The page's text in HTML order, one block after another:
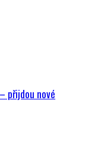
přijdou nové